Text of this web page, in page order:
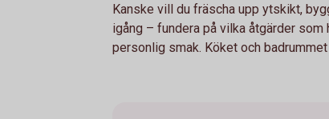
Kanske vill du fräscha upp ytskikt,
igång – fundera på vilka åtgärder
personlig smak. Köket och